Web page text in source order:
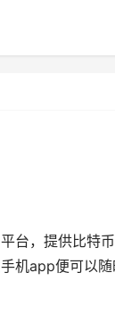
台，提供比特币
机app便可以